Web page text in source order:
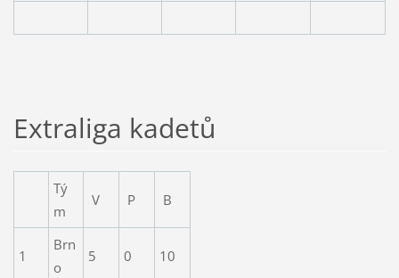
Extraliga kadetů
Tý
m
V P B
1
Brn
o
5 0 10